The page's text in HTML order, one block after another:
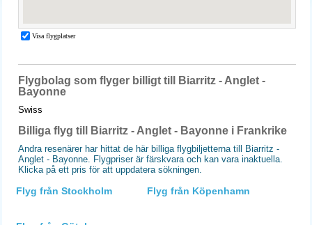
Flygbolag som flyger billigt till Biarritz - Anglet -
Bayonne
Swiss
Billiga flyg till Biarritz - Anglet - Bayonne i Frankrike
Andra resenärer har hittat de här billiga flygbiljetterna till Biarritz -
Anglet - Bayonne. Flygpriser är färskvara och kan vara inaktuella.
Klicka på ett pris för att uppdatera sökningen.
Flyg från Stockholm Flyg från Köpenhamn